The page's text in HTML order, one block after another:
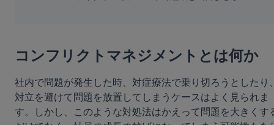
コンフリクトマネジメントとは何か
社内で問題が発生した時、対症療法で乗り切ろうとしたり
対立を避けて問題を放置してしまうケースはよく見られま
す。しかし、このような対処法はかえって問題を大きくす